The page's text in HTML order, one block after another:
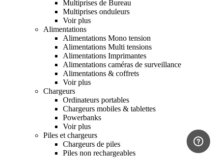
Multiprises de Bureau
Multiprises onduleurs
Voir plus
Alimentations
Alimentations Mono tension
Alimentations Multi tensions
Alimentations Imprimantes
Alimentations caméras de surveillance
Alimentations & coffrets
Voir plus
Chargeurs
Ordinateurs portables
Chargeurs mobiles & tablettes
Powerbanks
Voir plus
Piles et chargeurs
Chargeurs de piles
Piles non rechargeables